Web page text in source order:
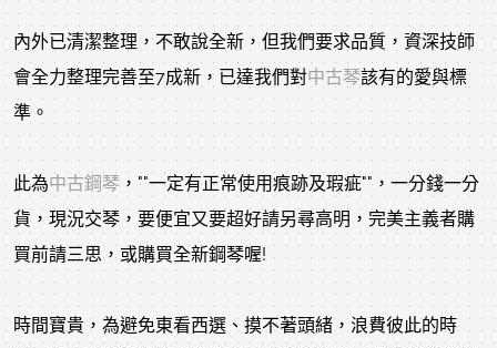
內外已清潔整理，不敢說全新，但我們要求品質，資深技師
會全力整理完善至7成新，已達我們對中古琴該有的愛與標
準。
此為中古鋼琴 ，""一定有正常使用痕跡及瑕疵""，一分錢一分
貨，現況交琴，要便宜又要超好請另尋高明，完美主義者購
買前請三思，或購買全新鋼琴喔!
時間寶貴，為避免東看西選、摸不著頭緒，浪費彼此的時